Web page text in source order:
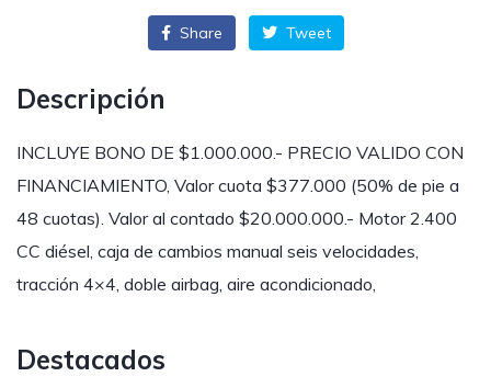
Share Tweet
Descripción
INCLUYE BONO DE $1.000.000.- PRECIO VALIDO CON
FINANCIAMIENTO, Valor cuota $377.000 (50% de pie a
48 cuotas). Valor al contado $20.000.000.- Motor 2.400
CC diésel, caja de cambios manual seis velocidades,
tracción 4×4, doble airbag, aire acondicionado,
Destacados